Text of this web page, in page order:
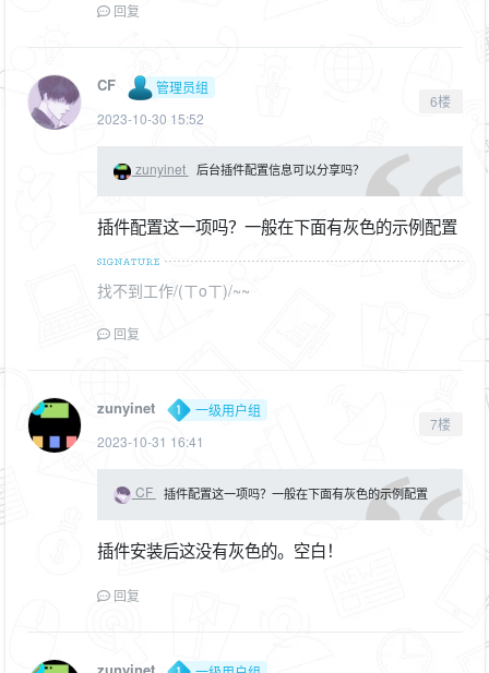
回复
CF
管理员组
2023-10-30 15:52
6楼
zunyinet 后台插件配置信息可以分享吗？
插件配置这一项吗？一般在下面有灰色的示例配置
找不到工作/(ㄒoㄒ)/~~
回复
zunyinet
一级用户组
2023-10-31 16:41
7楼
CF 插件配置这一项吗？一般在下面有灰色的示例配置
插件安装后这没有灰色的。空白！
回复